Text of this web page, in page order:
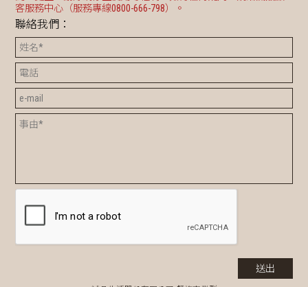
客服務中心（服務專線0800-666-798）。
聯絡我們：